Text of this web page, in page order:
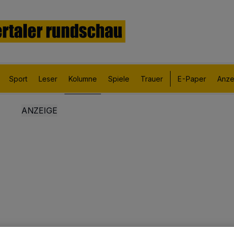
Sport Leser Kolumne Spiele Trauer E-Paper